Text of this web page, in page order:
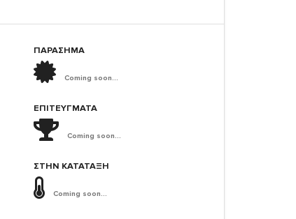
ΠΑΡΑΣΗΜΑ
Coming soon...
ΕΠΙΤΕΎΓΜΑΤΑ
Coming soon...
ΣΤΗΝ ΚΑΤΆΤΑΞΗ
Coming soon...